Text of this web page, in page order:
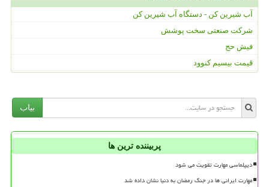
آب شیرین کن - دستگاه آب شیرین کن
شرکت صنعتی سخت پوشش
فیش حج
قیمت بیسیم کنوود
بیاب
پربیننده ترین ها
دیپلماسی مهارت تقویت می شود
مهارت ایرانی ها در جنگ رمضان به دنیا نشان داده شد